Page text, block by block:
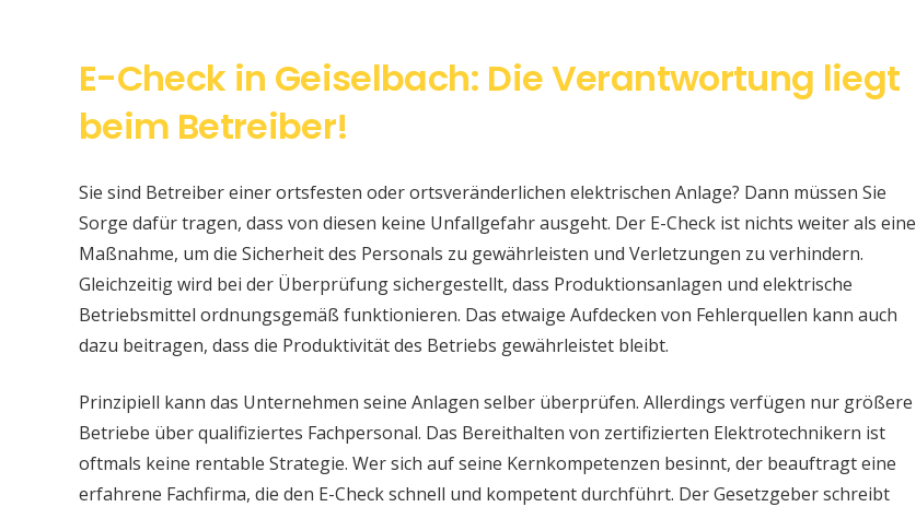
E-Check in Geiselbach: Die Verantwortung liegt
beim Betreiber!
Sie sind Betreiber einer ortsfesten oder ortsveränderlichen elektrischen Anlage? Dann müssen Sie
Sorge dafür tragen, dass von diesen keine Unfallgefahr ausgeht. Der E-Check ist nichts weiter als eine
Maßnahme, um die Sicherheit des Personals zu gewährleisten und Verletzungen zu verhindern.
Gleichzeitig wird bei der Überprüfung sichergestellt, dass Produktionsanlagen und elektrische
Betriebsmittel ordnungsgemäß funktionieren. Das etwaige Aufdecken von Fehlerquellen kann auch
dazu beitragen, dass die Produktivität des Betriebs gewährleistet bleibt.
Prinzipiell kann das Unternehmen seine Anlagen selber überprüfen. Allerdings verfügen nur größere
Betriebe über qualifiziertes Fachpersonal. Das Bereithalten von zertifizierten Elektrotechnikern ist
oftmals keine rentable Strategie. Wer sich auf seine Kernkompetenzen besinnt, der beauftragt eine
erfahrene Fachfirma, die den E-Check schnell und kompetent durchführt. Der Gesetzgeber schreibt